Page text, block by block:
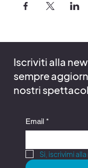
Iscriviti alla
sempre
nostri
Email *
Si, iscrivimi